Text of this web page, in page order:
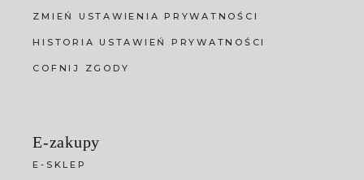
ZMIEŃ USTAWIENIA PRYWATNOŚCI
HISTORIA USTAWIEŃ PRYWATNOŚCI
COFNIJ ZGODY
E-zakupy
E-SKLEP